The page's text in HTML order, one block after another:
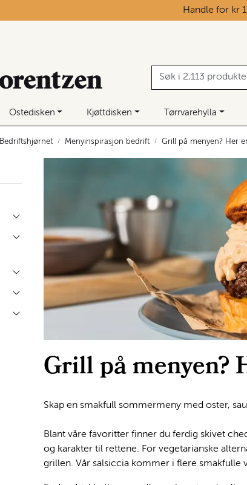
Handle for kr
Ostedisken Kjøttdisken Tørrvarehylla
Bedriftshjørnet Menyinspirasjon bedrift Grill på menyen? Her
Grill på menyen?
Skap en smakfull sommermeny med oster,
Blant våre favoritter finner du ferdig skivet
og karakter til rettene. For vegetarianske
grillen. Vår salsiccia kommer i flere smakfulle